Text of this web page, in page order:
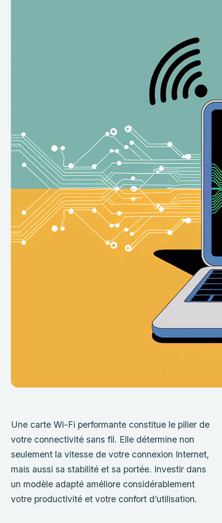
Une carte Wi-Fi performante constitue le pilier de
votre connectivité sans fil. Elle détermine non
seulement la vitesse de votre connexion Internet,
mais aussi sa stabilité et sa portée. Investir dans
un modèle adapté améliore considérablement
votre productivité et votre confort d’utilisation.